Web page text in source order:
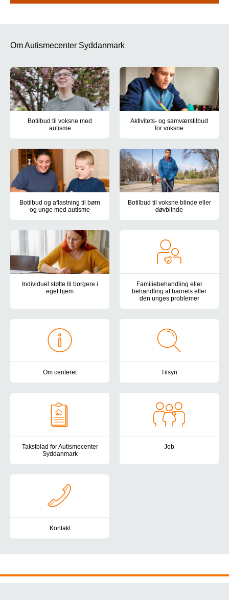
Om Autismecenter Syddanmark
Botilbud til voksne med
autisme
Aktivitets- og samværstilbud
for voksne
Botilbud og aflastning til børn
og unge med autisme
Botilbud til voksne blinde eller
døvblinde
Individuel støtte til borgere i
eget hjem
Botilbuddene Holmehøj, Kirkevej og Teglgårdsparken tilbyder
Familiebehandling eller
behandling af barnets eller
den unges problemer
Om centeret Tilsyn
Takstblad for Autismecenter
Syddanmark
Job
Kontakt